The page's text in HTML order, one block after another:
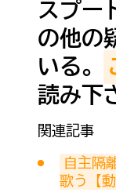
スプー
の他の
いる。
読み下
関連記事
自主隔
歌う【動